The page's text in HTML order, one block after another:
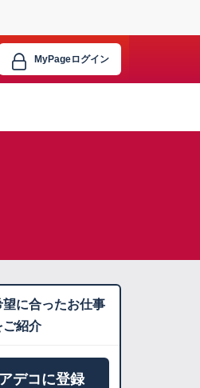
MyPageログイン
に合ったお仕事
ご紹介
デコに登録